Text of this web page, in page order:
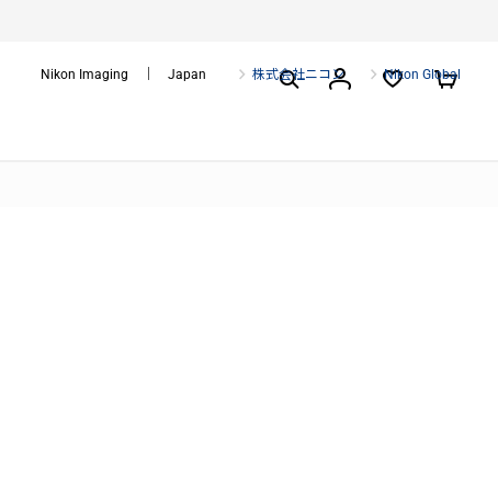
Nikon Imaging ｜ Japan 株式会社ニコン Nikon Global